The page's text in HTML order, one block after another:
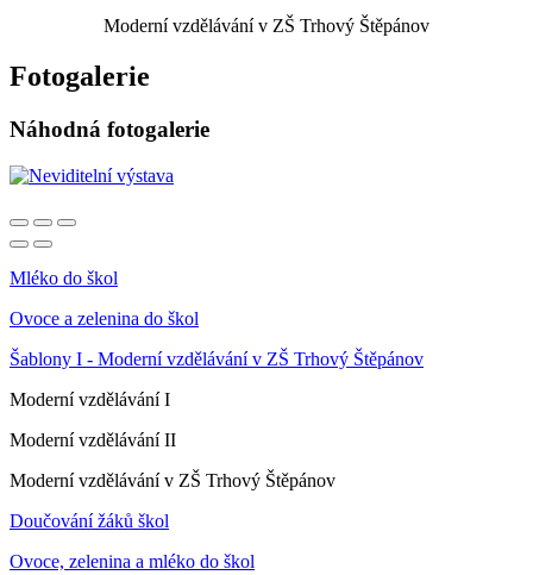
Moderní vzdělávání v ZŠ Trhový Štěpánov
Fotogalerie
Náhodná fotogalerie
Mléko do škol
Ovoce a zelenina do škol
Šablony I - Moderní vzdělávání v ZŠ Trhový Štěpánov
Moderní vzdělávání I
Moderní vzdělávání II
Moderní vzdělávání v ZŠ Trhový Štěpánov
Doučování žáků škol
Ovoce, zelenina a mléko do škol